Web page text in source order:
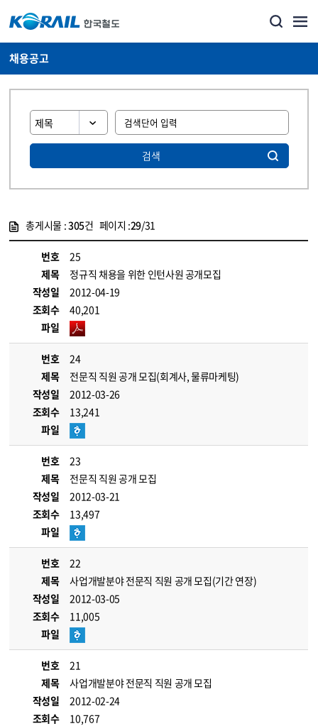
채용공고
검색
총게시물 :305건 페이지 :29/31
번호
25
제목
정규직 채용을 위한 인턴사원 공개모집
작성일
2012-04-19
조회수
40,201
파일
번호
24
제목
전문직 직원 공개 모집(회계사, 물류마케팅)
작성일
2012-03-26
조회수
13,241
파일
번호
23
제목
전문직 직원 공개 모집
작성일
2012-03-21
조회수
13,497
파일
번호
22
제목
사업개발분야 전문직 직원 공개 모집(기간 연장)
작성일
2012-03-05
조회수
11,005
파일
번호
21
제목
사업개발분야 전문직 직원 공개 모집
작성일
2012-02-24
조회수
10,767